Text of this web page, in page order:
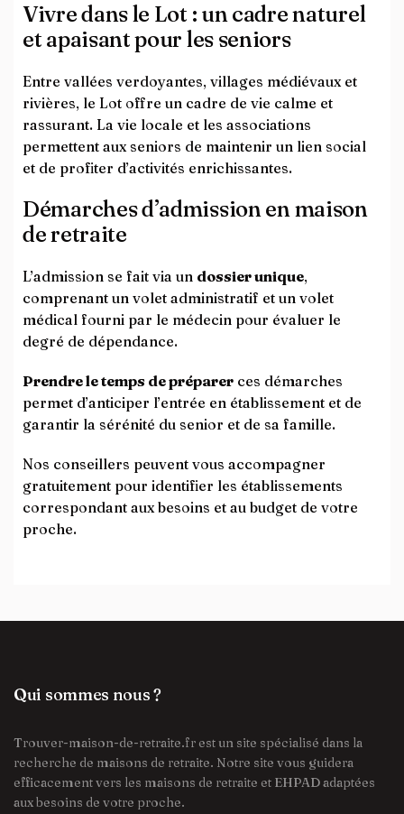
Vivre dans le Lot : un cadre naturel
et apaisant pour les seniors
Entre vallées verdoyantes, villages médiévaux et
rivières, le Lot offre un cadre de vie calme et
rassurant. La vie locale et les associations
permettent aux seniors de maintenir un lien social
et de profiter d’activités enrichissantes.
Démarches d’admission en maison
de retraite
L’admission se fait via un dossier unique,
comprenant un volet administratif et un volet
médical fourni par le médecin pour évaluer le
degré de dépendance.
Prendre le temps de préparer ces démarches
permet d’anticiper l’entrée en établissement et de
garantir la sérénité du senior et de sa famille.
Nos conseillers peuvent vous accompagner
gratuitement pour identifier les établissements
correspondant aux besoins et au budget de votre
proche.
Qui sommes nous ?
Trouver-maison-de-retraite.fr est un site spécialisé dans la
recherche de maisons de retraite. Notre site vous guidera
efficacement vers les maisons de retraite et EHPAD adaptées
aux besoins de votre proche.